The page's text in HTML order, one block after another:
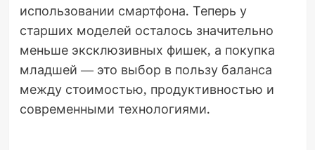
использовании смартфона. Теперь у
старших моделей осталось значительно
меньше эксклюзивных фишек, а покупка
младшей — это выбор в пользу баланса
между стоимостью, продуктивностью и
современными технологиями.